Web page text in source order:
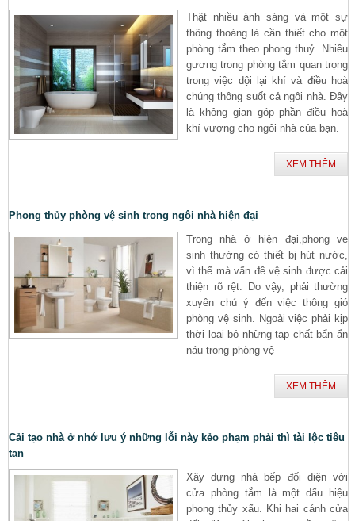
Thật nhiều ánh sáng và một sự
thông thoáng là cần thiết cho một
phòng tắm theo phong thuỷ. Nhiều
gương trong phòng tắm quan trọng
trong việc dội lại khí và điều hoà
chúng thông suốt cả ngôi nhà. Đây
là không gian góp phần điều hoà
khí vượng cho ngôi nhà của bạn.
XEM THÊM
Phong thủy phòng vệ sinh trong ngôi nhà hiện đại
Trong nhà ở hiện đại,phong ve
sinh thường có thiết bị hút nước,
vì thế mà vấn đề vệ sinh được cải
thiện rõ rệt. Do vậy, phải thường
xuyên chú ý đến việc thông gió
phòng vệ sinh. Ngoài việc phải kịp
thời loại bỏ những tạp chất bẩn ẩn
náu trong phòng vệ
XEM THÊM
Cải tạo nhà ở nhớ lưu ý những lỗi này kẻo phạm phải thì tài lộc tiêu
tan
Xây dựng nhà bếp đối diện với
cửa phòng tắm là một dấu hiệu
phong thủy xấu. Khi hai cánh cửa